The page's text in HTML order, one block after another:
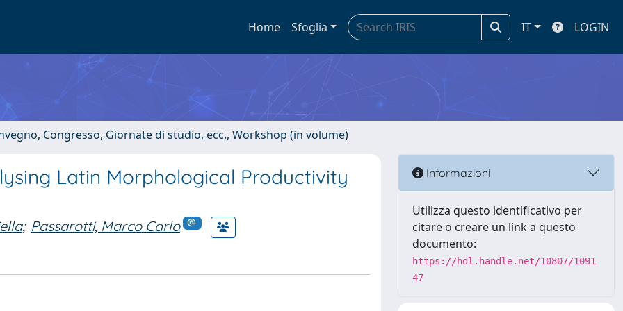
Home Sfoglia IT LOGIN
Congresso, Giornate di studio, ecc., Workshop (in volume)
Latin Morphological Productivity
; Passarotti, Marco Carlo
Informazioni
Utilizza questo identificativo per
citare o creare un link a questo
documento:
https://hdl.handle.net/10807/1091
47